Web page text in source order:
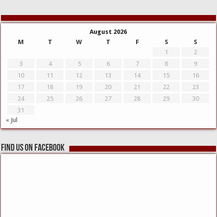
August 2026
M
T W T F S
S
1
2
3
4 5 6 7 8
9
10
11 12 13 14 15
16
17
18 19 20 21 22
23
24
25 26 27 28 29
30
31
« Jul
Find us on Facebook